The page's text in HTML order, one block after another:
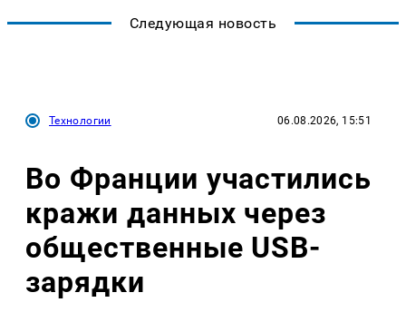
Следующая новость
Технологии 06.08.2026, 15:51
Во Франции участились
кражи данных через
общественные USB-
зарядки